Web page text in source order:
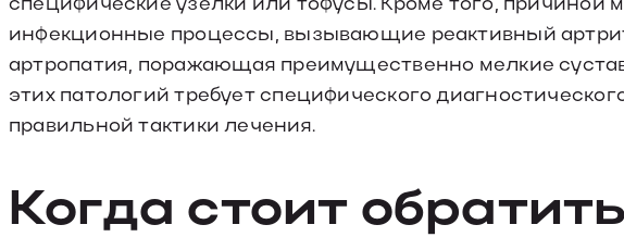
инфекционные процессы, вызывающие реактивный
артропатия, поражающая преимущественно мелкие
этих патологий требует специфического
правильной тактики лечения.
Когда стоит